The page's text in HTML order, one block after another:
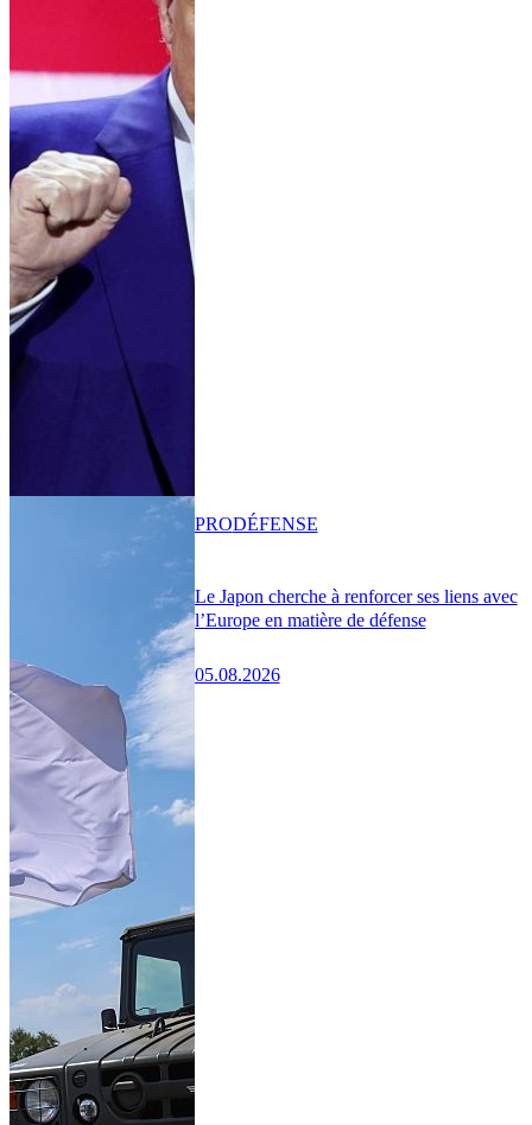
Le Japon cherche à renforcer ses liens avec
l’Europe en matière de défense
05.08.2026
PRODÉFENSE